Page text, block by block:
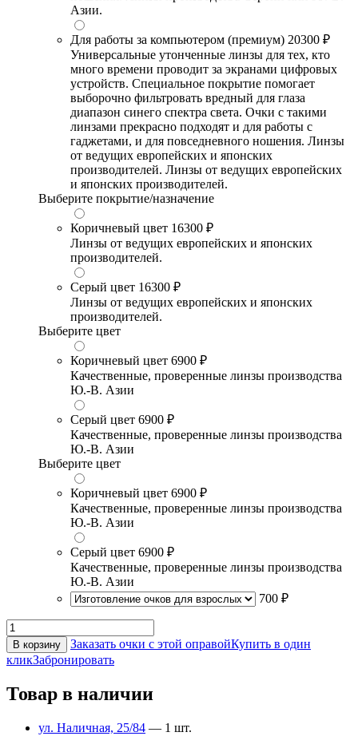
Азии.
Для работы за компьютером (премиум) 20300 ₽
Универсальные утонченные линзы для тех, кто
много времени проводит за экранами цифровых
устройств. Специальное покрытие помогает
выборочно фильтровать вредный для глаза
диапазон синего спектра света. Очки с такими
линзами прекрасно подходят и для работы с
гаджетами, и для повседневного ношения. Линзы
от ведущих европейских и японских
производителей. Линзы от ведущих европейских
и японских производителей.
Выберите покрытие/назначение
Коричневый цвет 16300 ₽
Линзы от ведущих европейских и японских
производителей.
Серый цвет 16300 ₽
Линзы от ведущих европейских и японских
производителей.
Выберите цвет
Коричневый цвет 6900 ₽
Качественные, проверенные линзы производства
Ю.-В. Азии
Серый цвет 6900 ₽
Качественные, проверенные линзы производства
Ю.-В. Азии
Выберите цвет
Коричневый цвет 6900 ₽
Качественные, проверенные линзы производства
Ю.-В. Азии
Серый цвет 6900 ₽
Качественные, проверенные линзы производства
Ю.-В. Азии
700 ₽
В корзину Заказать очки с этой оправойКупить в один
кликЗабронировать
Товар в наличии
ул. Наличная, 25/84 — 1 шт.